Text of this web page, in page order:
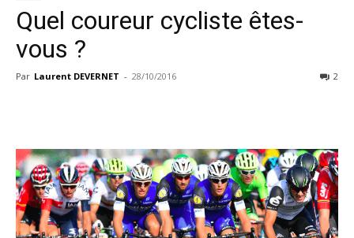
Quel coureur cycliste êtes-
vous ?
Par Laurent DEVERNET - 28/10/2016 2